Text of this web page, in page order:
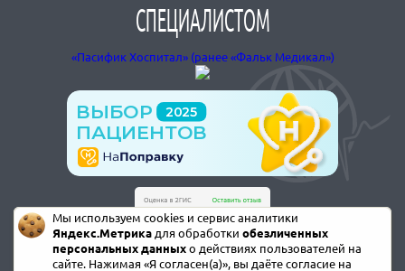
СПЕЦИАЛИСТОМ
«Пасифик Хоспитал» (ранее «Фальк Медикал»)
Мы используем cookies и сервис аналитики
Яндекс.Метрикадля обработки обезличенных
персональных данныхо действиях пользователей на
сайте. Нажимая «Я согласен(а)», вы даёте согласие на